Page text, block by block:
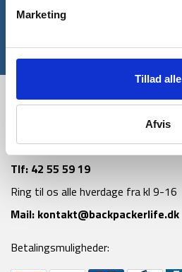
Marketing
Tillad alle
Afvis
Tlf: 42 55 59 19
Ring til os alle hverdage fra kl 9-16
Mail: kontakt@backpackerlife.dk
Betalingsmuligheder: